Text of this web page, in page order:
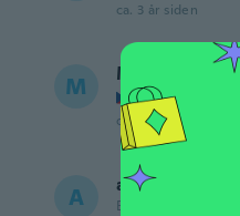
ca. 3 år siden
M Marie
Ble med i 2019
ca. 3 år siden
A alfredo
Ble med i 2018